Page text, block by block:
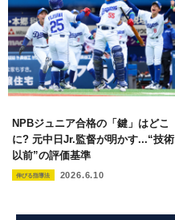
NPBジュニア合格の「鍵」はどこ
に? 元中日Jr.監督が明かす...“技術
以前”の評価基準
伸びる指導法 2026.6.10